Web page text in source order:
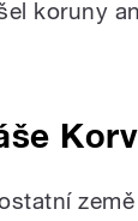
koruny